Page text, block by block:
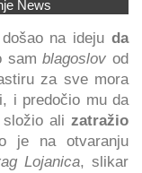
News
na idejuda
samblagoslov od
za sve mora
i predočio mu da
složio alizatražio
je na otvaranju
Lojanica, slikar